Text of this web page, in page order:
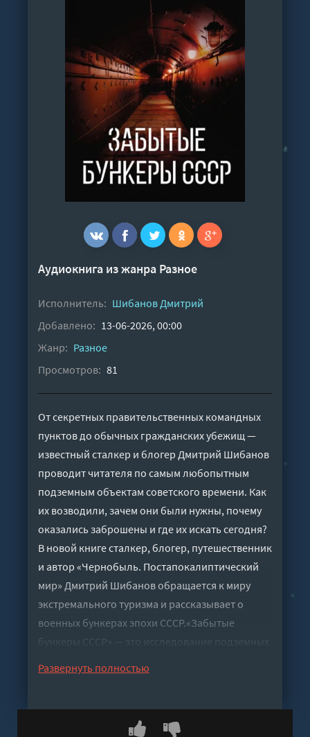
Аудиокнига из жанра Разное
Исполнитель: Шибанов Дмитрий
Добавлено: 13-06-2026, 00:00
Жанр: Разное
Просмотров: 81
От секретных правительственных командных
пунктов до обычных гражданских убежищ —
известный сталкер и блогер Дмитрий Шибанов
проводит читателя по самым любопытным
подземным объектам советского времени. Как
их возводили, зачем они были нужны, почему
оказались заброшены и где их искать сегодня?
В новой книге сталкер, блогер, путешественник
и автор «Чернобыль. Постапокалиптический
мир» Дмитрий Шибанов обращается к миру
экстремального туризма и рассказывает о
военных бункерах эпохи СССР.«Забытые
бункеры СССР» — это исследование подземных
Развернуть полностью